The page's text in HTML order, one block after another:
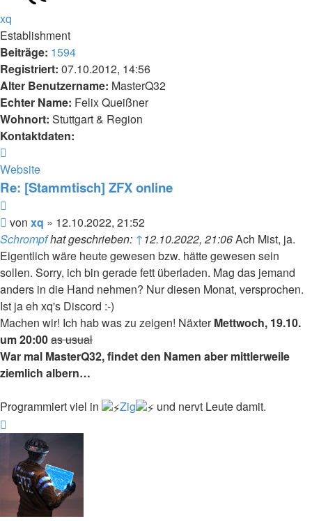
xq
Establishment
Beiträge: 1594
Registriert: 07.10.2012, 14:56
Alter Benutzername: MasterQ32
Echter Name: Felix Queißner
Wohnort: Stuttgart & Region
Kontaktdaten:
von
xq
Website
Re: [Stammtisch] ZFX online
Beitrag
von xq » 12.10.2022, 21:52
Schrompfhat geschrieben: ↑12.10.2022, 21:06Ach Mist, ja.
Eigentlich wäre heute gewesen bzw. hätte gewesen sein
sollen. Sorry, ich bin gerade fett überladen. Mag das jemand
anders in die Hand nehmen? Nur diesen Monat, versprochen.
Ist ja eh xq's Discord :-)
Machen wir! Ich hab was zu zeigen! NäxterMettwoch, 19.10.
um 20:00as usual
War mal MasterQ32, findet den Namen aber mittlerweile
ziemlich albern…
Programmiert viel in Zig
und nervt Leute damit.
oben